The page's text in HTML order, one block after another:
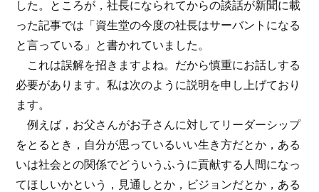
した。ところが，社長になられてからの談話が新聞に載
った記事では「資生堂の今度の社長はサーバントになる
と言っている」と書かれていました。
これは誤解を招きますよね。だから慎重にお話しする
必要があります。私は次のように説明を申し上げており
ます。
例えば，お父さんがお子さんに対してリーダーシップ
をとるとき，自分が思っているいい生き方だとか，ある
いは社会との関係でどういうふうに貢献する人間になっ
てほしいかという，見通しとか，ビジョンだとか，ある